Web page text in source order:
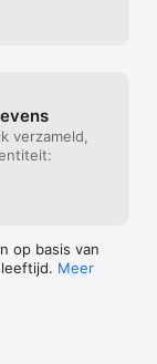
verzameld,
op basis van
Meer